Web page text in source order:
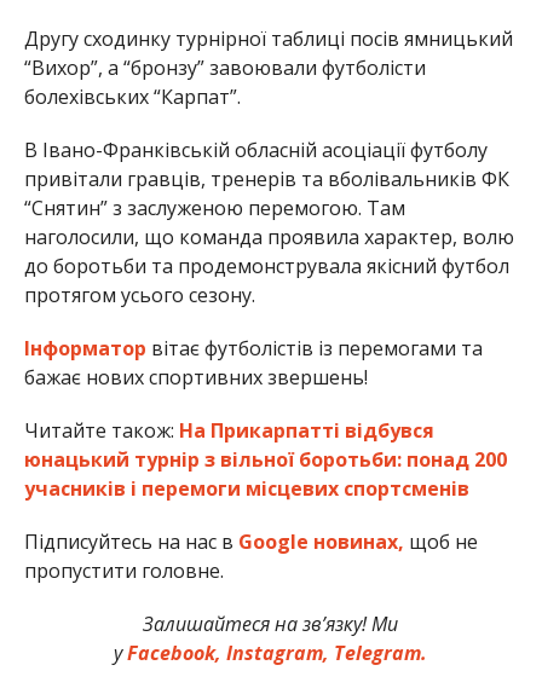
Другу сходинку турнірної таблиці посів ямницький
“Вихор”, а “бронзу” завоювали футболісти
болехівських “Карпат”.
В Івано-Франківській обласній асоціації футболу
привітали гравців, тренерів та вболівальників ФК
“Снятин” з заслуженою перемогою. Там
наголосили, що команда проявила характер, волю
до боротьби та продемонструвала якісний футбол
протягом усього сезону.
Інформатор вітає футболістів із перемогами та
бажає нових спортивних звершень!
Читайте також: На Прикарпатті відбувся
юнацький турнір з вільної боротьби: понад 200
учасників і перемоги місцевих спортсменів
Підписуйтесь на нас в Google новинах, щоб не
пропустити головне.
Залишайтеся на зв’язку! Ми
уFacebook, Instagram, Telegram.